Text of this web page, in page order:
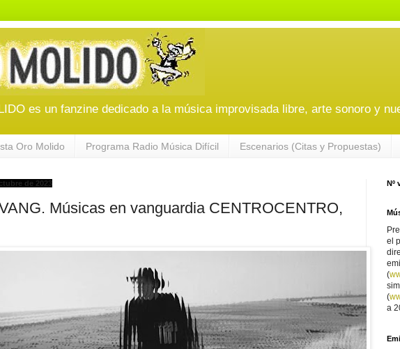
es un fanzine dedicado a la música improvisada libre, arte sonoro y
Oro Molido Programa Radio Música Difícil Escenarios (Citas y Propuestas)
de 2023
Músicas en vanguardia CENTROCENTRO,
Nº
el
(
(
a